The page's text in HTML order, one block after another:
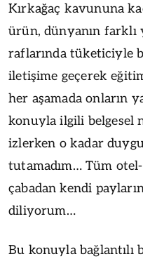
Kırkağaç kavununa
ürün, dünyanın
raflarında tüketiciyle
iletişime geçerek
her aşamada onların
konuyla ilgili belgesel
izlerken o kadar
tutamadım… Tüm
çabadan kendi
diliyorum…
Bu konuyla bağlantılı